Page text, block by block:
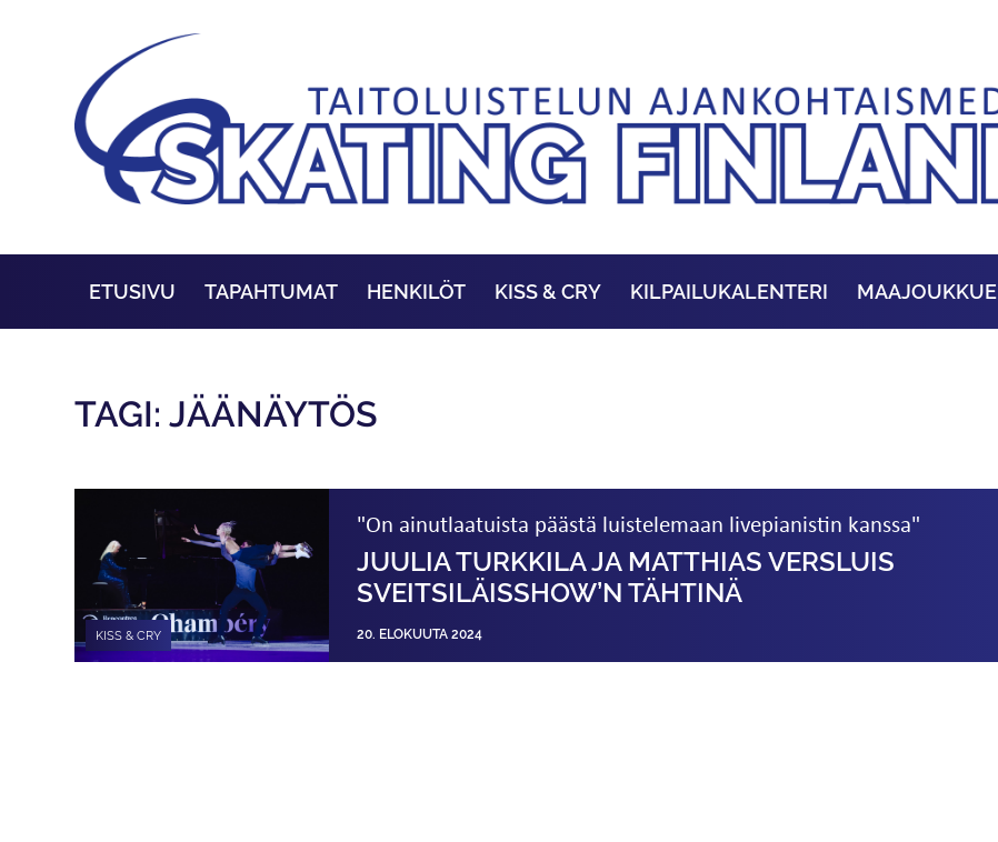
ETUSIVU TAPAHTUMAT HENKILÖT KISS & CRY KILPAILUKALENTERI MAAJOUKKUE
TAGI: JÄÄNÄYTÖS
KISS & CRY
"On ainutlaatuista päästä luistelemaan livepianistin kanssa"
JUULIA TURKKILA JA MATTHIAS VERSLUIS
SVEITSILÄISSHOW’N TÄHTINÄ
20. ELOKUUTA 2024